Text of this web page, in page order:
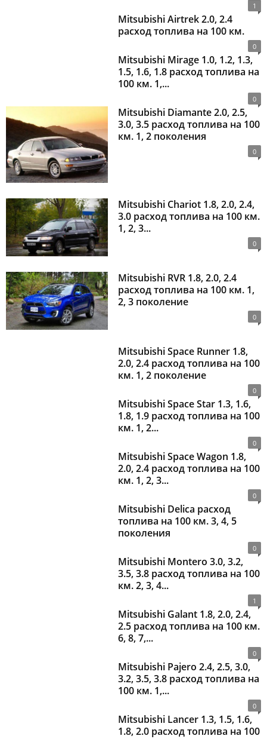
1
Mitsubishi Airtrek 2.0, 2.4
расход топлива на 100 км.
0
Mitsubishi Mirage 1.0, 1.2, 1.3,
1.5, 1.6, 1.8 расход топлива на
100 км. 1,...
0
Mitsubishi Diamante 2.0, 2.5,
3.0, 3.5 расход топлива на 100
км. 1, 2 поколения
0
Mitsubishi Chariot 1.8, 2.0, 2.4,
3.0 расход топлива на 100 км.
1, 2, 3...
0
Mitsubishi RVR 1.8, 2.0, 2.4
расход топлива на 100 км. 1,
2, 3 поколение
0
Mitsubishi Space Runner 1.8,
2.0, 2.4 расход топлива на 100
км. 1, 2 поколение
0
Mitsubishi Space Star 1.3, 1.6,
1.8, 1.9 расход топлива на 100
км. 1, 2...
0
Mitsubishi Space Wagon 1.8,
2.0, 2.4 расход топлива на 100
км. 1, 2, 3...
0
Mitsubishi Delica расход
топлива на 100 км. 3, 4, 5
поколения
0
Mitsubishi Montero 3.0, 3.2,
3.5, 3.8 расход топлива на 100
км. 2, 3, 4...
1
Mitsubishi Galant 1.8, 2.0, 2.4,
2.5 расход топлива на 100 км.
6, 8, 7,...
0
Mitsubishi Pajero 2.4, 2.5, 3.0,
3.2, 3.5, 3.8 расход топлива на
100 км. 1,...
0
Mitsubishi Lancer 1.3, 1.5, 1.6,
1.8, 2.0 расход топлива на 100